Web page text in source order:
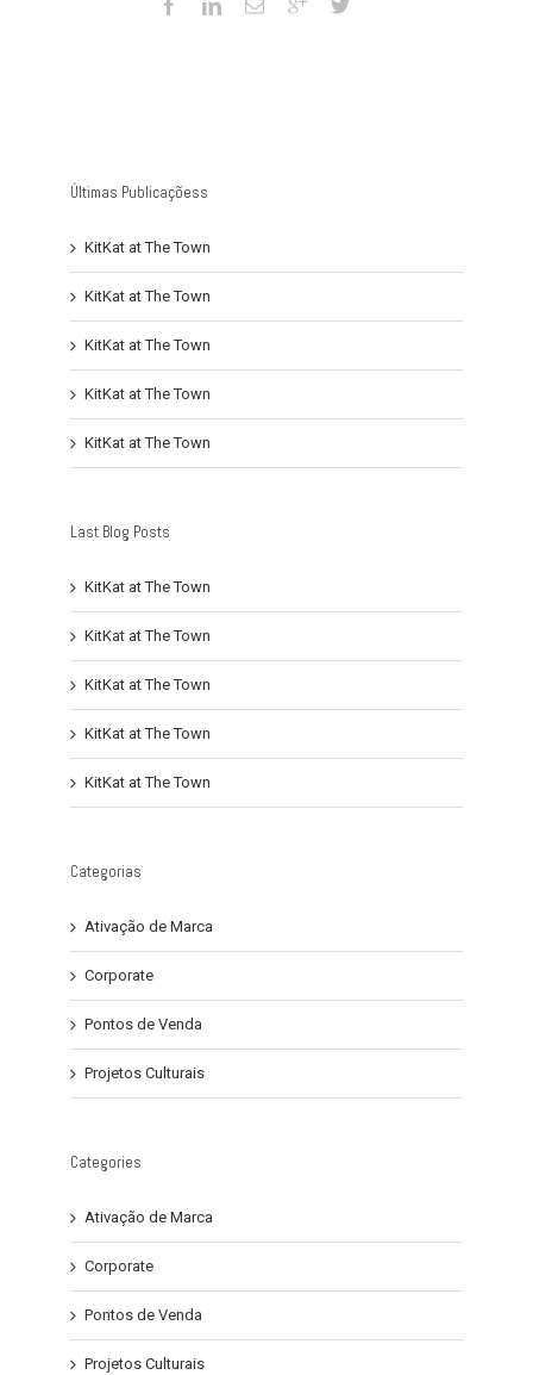
Últimas Publicaçõess
KitKat at The Town
KitKat at The Town
KitKat at The Town
KitKat at The Town
KitKat at The Town
Last Blog Posts
KitKat at The Town
KitKat at The Town
KitKat at The Town
KitKat at The Town
KitKat at The Town
Categorias
Ativação de Marca
Corporate
Pontos de Venda
Projetos Culturais
Categories
Ativação de Marca
Corporate
Pontos de Venda
Projetos Culturais